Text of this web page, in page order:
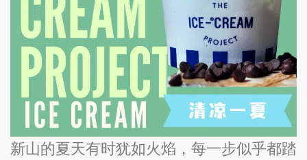
新山的夏天有时犹如火焰，每一步似乎都踏